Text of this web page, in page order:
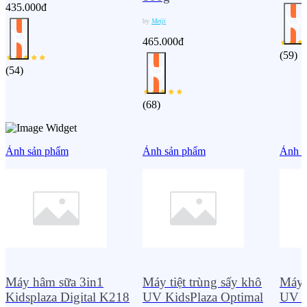
435.000đ
(54)
by Meiji
465.000đ
(68)
(59)
Ảnh sản phẩm
Máy hâm sữa 3in1
Kidsplaza Digital K218
Ảnh sản phẩm
Máy tiệt trùng sấy khô
UV KidsPlaza Optimal
Ảnh
Máy
UV